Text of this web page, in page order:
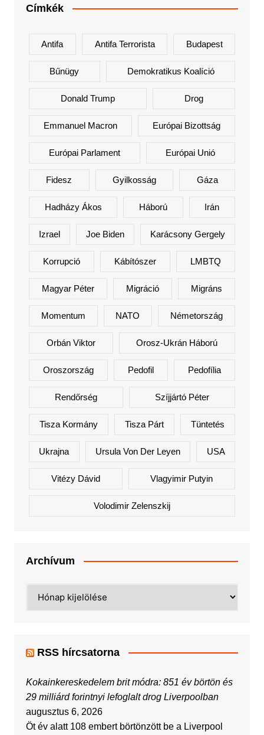
Címkék
Antifa Antifa Terrorista Budapest
Bűnügy Demokratikus Koalíció
Donald Trump Drog
Emmanuel Macron Európai Bizottság
Európai Parlament Európai Unió
Fidesz Gyilkosság Gáza
Hadházy Ákos Háború Irán
Izrael Joe Biden Karácsony Gergely
Korrupció Kábítószer LMBTQ
Magyar Péter Migráció Migráns
Momentum NATO Németország
Orbán Viktor Orosz-Ukrán Háború
Oroszország Pedofil Pedofília
Rendőrség Szíjjártó Péter
Tisza Kormány Tisza Párt Tüntetés
Ukrajna Ursula Von Der Leyen USA
Vitézy Dávid Vlagyimir Putyin
Volodimir Zelenszkij
Archívum
RSS hírcsatorna
Kokainkereskedelem brit módra: 851 év börtön és
29 milliárd forintnyi lefoglalt drog Liverpoolban
augusztus 6, 2026
Öt év alatt 108 embert börtönzött be a Liverpool